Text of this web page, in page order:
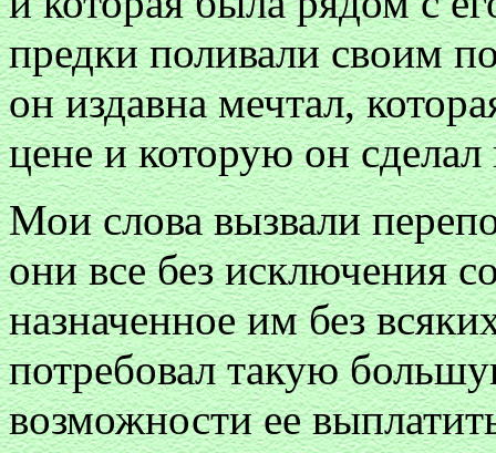
предки поливали своим
он издавна мечтал,
цене и которую он
Мои слова вызвали
они все без исключения
назначенное им без
потребовал такую
возможности ее